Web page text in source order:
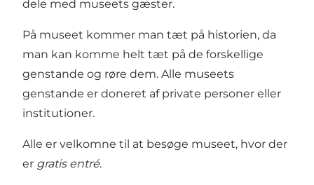
dele med museets gæster.
På museet kommer man tæt på historien, da
man kan komme helt tæt på de forskellige
genstande og røre dem. Alle museets
genstande er doneret af private personer eller
institutioner.
Alle er velkomne til at besøge museet, hvor der
er gratis entré.